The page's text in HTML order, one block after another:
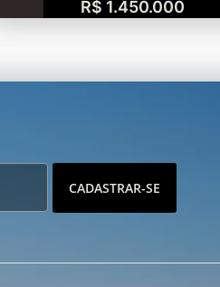
R$ 1.450.000
CADASTRAR-SE